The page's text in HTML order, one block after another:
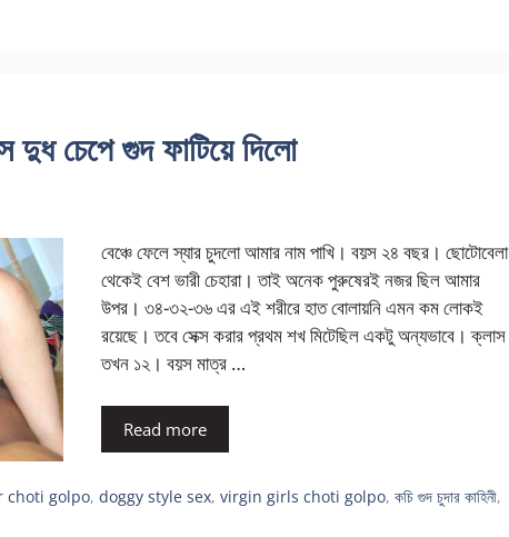
দুধ চেপে গুদ ফাটিয়ে দিলো
বেঞ্চে ফেলে স্যার চুদলো আমার নাম পাখি। বয়স ২৪ বছর। ছোটোবেলা
থেকেই বেশ ভারী চেহারা। তাই অনেক পুরুষেরই নজর ছিল আমার
উপর। ৩৪-৩২-৩৬ এর এই শরীরে হাত বোলায়নি এমন কম লোকই
রয়েছে। তবে সেক্স করার প্রথম শখ মিটেছিল একটু অন্যভাবে। ক্লাস
তখন ১২। বয়স মাত্র …
Read more
choti golpo,doggy style sex,virgin girls choti golpo,কচি গুদ চুদার কাহিনী,